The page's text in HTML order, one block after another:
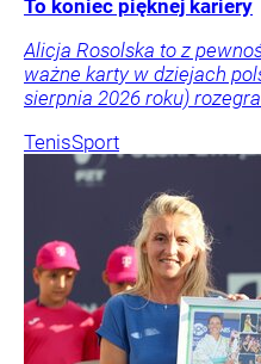
To koniec pięknej kariery
Alicja Rosolska to z
ważne karty w dziejach
sierpnia 2026 roku)
TenisSport